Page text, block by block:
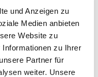
und Anzeigen zu
Medien anbieten
Website zu
zu Ihrer
Partner für
weiter. Unsere
auch